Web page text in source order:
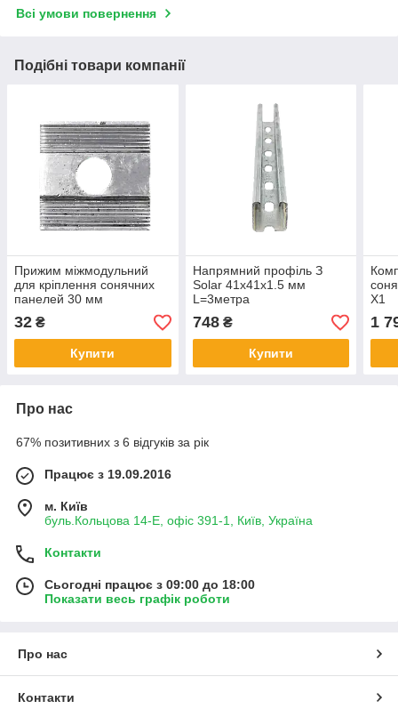
Всі умови повернення
Подібні товари компанії
Прижим міжмодульний
для кріплення сонячних
панелей 30 мм
32 ₴
Купити
Напрямний профіль З
Solar 41х41х1.5 мм
L=3метра
748₴
Купити
X1
1
Про нас
67% позитивних з 6 відгуків за рік
Працює з 19.09.2016
м. Київ
буль.Кольцова 14-Е, офіс 391-1, Київ, Україна
Контакти
Сьогодні працює з 09:00 до 18:00
Показати весь графік роботи
Про нас
Контакти